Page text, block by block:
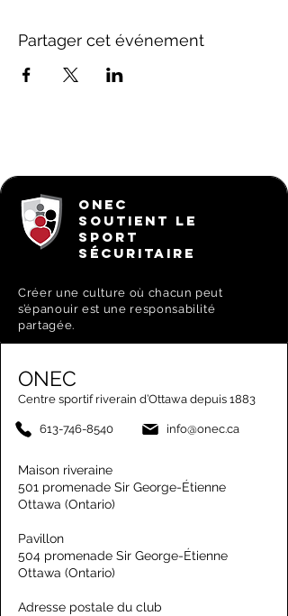
Partager cet événement
ONEC
SOUTIENT LE
SPORT
SÉCURITAIRE
Créer une culture où chacun peut
s’épanouir est une responsabilité
partagée.
ONEC
Centre sportif riverain d’Ottawa depuis 1883
613-746-8540 info@onec.ca
Maison riveraine
501 promenade Sir George-Étienne
Ottawa (Ontario)
Pavillon
504 promenade Sir George-Étienne
Ottawa (Ontario)
Adresse postale du club